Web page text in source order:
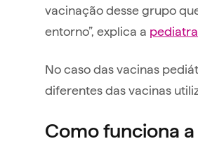
vacinação desse grupo
entorno”, explica a
No caso das vacinas
diferentes das vacinas
Como funciona